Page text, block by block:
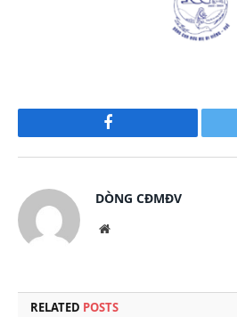
Facebook
DÒNG CĐMĐV
Website
RELATED POSTS